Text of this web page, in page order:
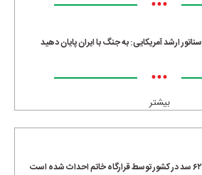
•••
سناتور ارشد آمریکایی: به جنگ با ایران پایان دهید
•••
بیشتر
۶۲ سد در کشور توسط قرارگاه خاتم احداث شده است